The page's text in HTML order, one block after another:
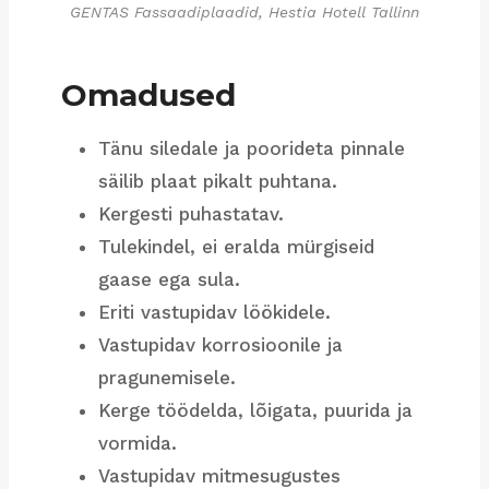
GENTAS Fassaadiplaadid, Hestia Hotell Tallinn
Omadused
Tänu siledale ja poorideta pinnale
säilib plaat pikalt puhtana.
Kergesti puhastatav.
Tulekindel, ei eralda mürgiseid
gaase ega sula.
Eriti vastupidav löökidele.
Vastupidav korrosioonile ja
pragunemisele.
Kerge töödelda, lõigata, puurida ja
vormida.
Vastupidav mitmesugustes